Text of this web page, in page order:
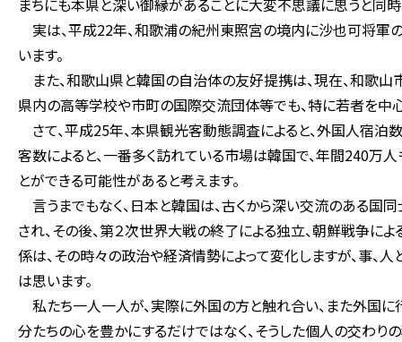
まちにも本県と深い御縁があることに大変不思議に思うと同
実は、平成22年、和歌浦の紀州東照宮の境内に沙也可将軍
います。
また、和歌山県と韓国の自治体の友好提携は、現在、和歌山
県内の高等学校や市町の国際交流団体等でも、特に若者を中
さて、平成25年、本県観光客動態調査によると、外国人宿
客数によると、一番多く訪れている市場は韓国で、年間240万
とができる可能性があると考えます。
言うまでもなく、日本と韓国は、古くから深い交流のある国
され、その後、第２次世界大戦の終了による独立、朝鮮戦争に
係は、その時々の政治や経済情勢によって変化しますが、事、
は思います。
私たち一人一人が、実際に外国の方と触れ合い、また外国に
分たちの心を豊かにするだけではなく、そうした個人の交わり